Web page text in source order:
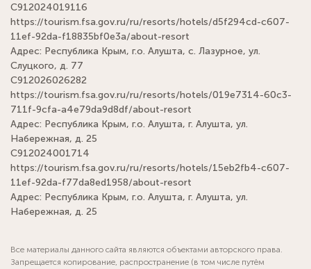
С912024019116
https://tourism.fsa.gov.ru/ru/resorts/hotels/d5f294cd-c607-
11ef-92da-f18835bf0e3a/about-resort
Адрес: Республика Крым, г.о. Алушта, с. Лазурное, ул.
Слуцкого, д. 77
С912026026282
https://tourism.fsa.gov.ru/ru/resorts/hotels/019e7314-60c3-
711f-9cfa-a4e79da9d8df/about-resort
Адрес: Республика Крым, г.о. Алушта, г. Алушта, ул.
Набережная, д. 25
С912024001714
https://tourism.fsa.gov.ru/ru/resorts/hotels/15eb2fb4-c607-
11ef-92da-f77da8ed1958/about-resort
Адрес: Республика Крым, г.о. Алушта, г. Алушта, ул.
Набережная, д. 25
Все материалы данного сайта являются объектами авторского права.
Запрещается копирование, распространение (в том числе путём